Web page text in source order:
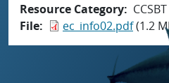
Resource Category
File
ec_info02.pdf(1.2